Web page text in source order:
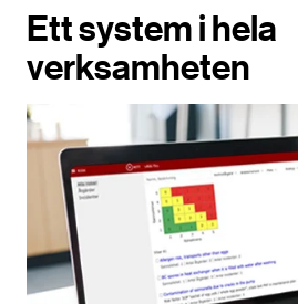
Ett system i hela
verksamheten